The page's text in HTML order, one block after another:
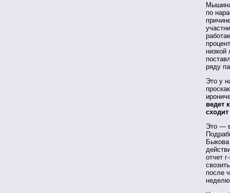
по
низкой
ряду
Это у
ведет
Это —
отчет
после
неделю